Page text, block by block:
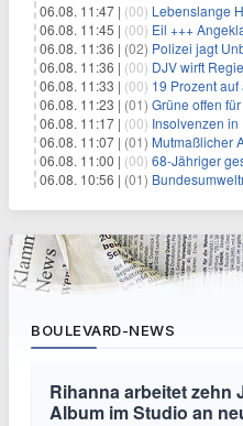
06.08. 11:47 | (00) Lebenslange Haft
06.08. 11:45 | (00) Eil +++ Angeklagter
06.08. 11:36 | (02) Polizei jagt
06.08. 11:36 | (00) DJV wirft
06.08. 11:33 | (00) 19 Prozent auf
06.08. 11:23 | (01) Grüne offen für
06.08. 11:17 | (00) Insolvenzen in
06.08. 11:07 | (01) Mutmaßlicher Agent
06.08. 11:00 | (00) 68-Jähriger
06.08. 10:56 | (01)
BOULEVARD-NEWS
Rihanna arbeitet zehn
Album im Studio an